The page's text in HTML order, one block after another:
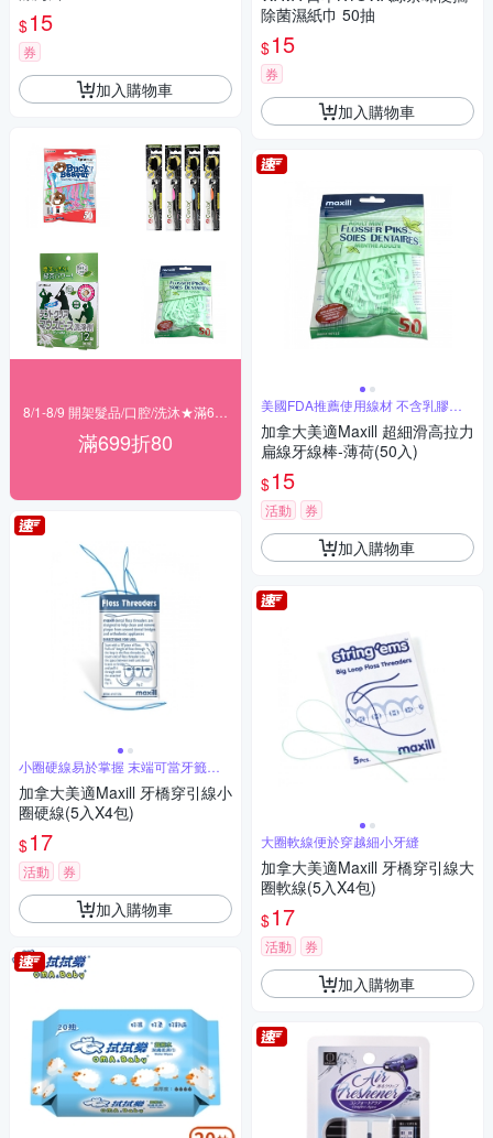
$15
券
加入購物車
滿699折80
小圈硬線易於掌握 末端可當牙籤使
用
加拿大美適Maxill 牙橋穿引線小
圈硬線(5入X4包)
$17
活動 券
加入購物車
除菌濕紙巾 50抽
$15
券
加入購物車
美國FDA推薦使用線材 不含乳膠及
麩質
加拿大美適Maxill 超細滑高拉力
扁線牙線棒-薄荷(50入)
$15
活動 券
加入購物車
大圈軟線便於穿越細小牙縫
加拿大美適Maxill 牙橋穿引線大
圈軟線(5入X4包)
$17
活動 券
加入購物車